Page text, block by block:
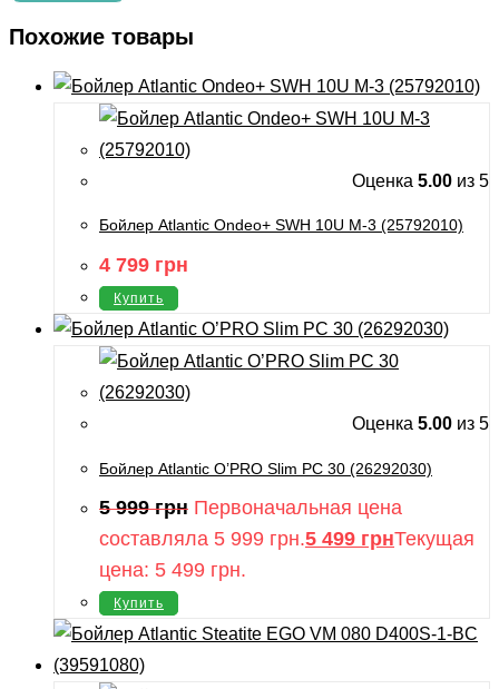
Похожие товары
Оценка 5.00 из 5
Бойлер Atlantic Ondeo+ SWH 10U M-3 (25792010)
4 799 грн
Купить
Оценка 5.00 из 5
Бойлер Atlantic O’PRO Slim PC 30 (26292030)
5 999грн Первоначальная цена
составляла 5 999 грн.5 499 грнТекущая
цена: 5 499 грн.
Купить